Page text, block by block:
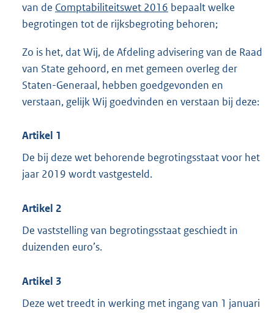
van de Comptabiliteitswet 2016 bepaalt welke
begrotingen tot de rijksbegroting behoren;
Zo is het, dat Wij, de Afdeling advisering van de Raad
van State gehoord, en met gemeen overleg der
Staten-Generaal, hebben goedgevonden en
verstaan, gelijk Wij goedvinden en verstaan bij deze:
Artikel 1
De bij deze wet behorende begrotingsstaat voor het
jaar 2019 wordt vastgesteld.
Artikel 2
De vaststelling van begrotingsstaat geschiedt in
duizenden euro’s.
Artikel 3
Deze wet treedt in werking met ingang van 1 januari